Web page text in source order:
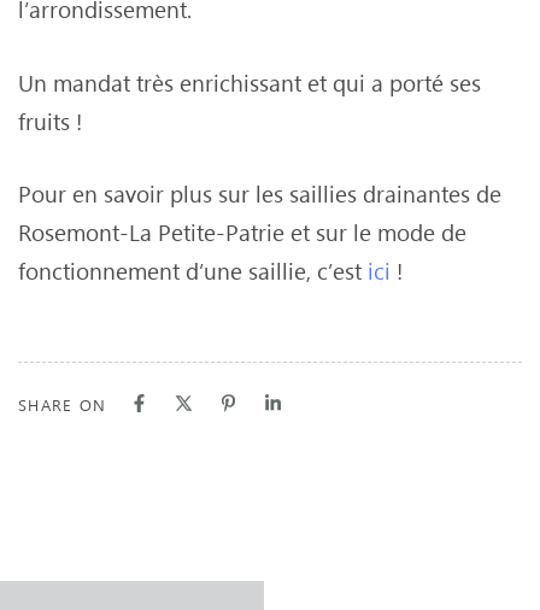
l’arrondissement.
Un mandat très enrichissant et qui a porté ses
fruits !
Pour en savoir plus sur les saillies drainantes de
Rosemont-La Petite-Patrie et sur le mode de
fonctionnement d’une saillie, c’est ici !
SHARE ON